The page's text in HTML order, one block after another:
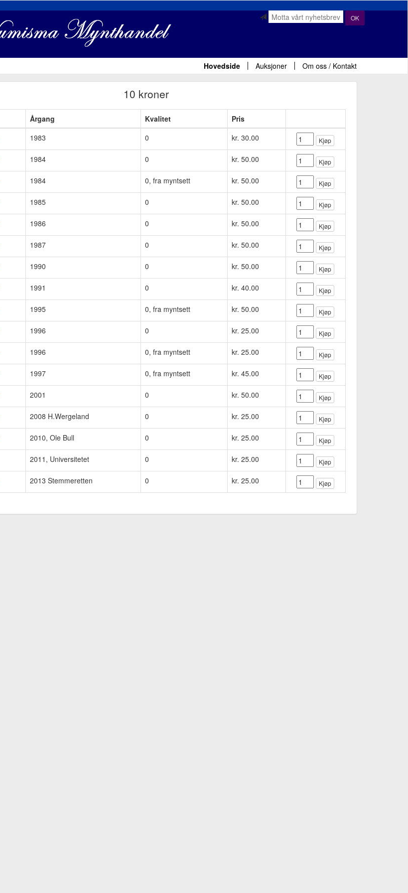
OK
Hovedside Auksjoner Om oss / Kontakt
10 kroner
Årgang Kvalitet
Pris
1983 0 kr. 30.00 Kjøp
1984 0 kr. 50.00 Kjøp
1984 0, fra myntsett kr. 50.00 Kjøp
1985 0 kr. 50.00 Kjøp
1986 0 kr. 50.00 Kjøp
1987 0 kr. 50.00 Kjøp
1990 0 kr. 50.00 Kjøp
1991 0 kr. 40.00 Kjøp
1995 0, fra myntsett kr. 50.00 Kjøp
1996 0 kr. 25.00 Kjøp
1996 0, fra myntsett kr. 25.00 Kjøp
1997 0, fra myntsett kr. 45.00 Kjøp
2001 0 kr. 50.00 Kjøp
2008 H.Wergeland 0 kr. 25.00 Kjøp
2010, Ole Bull 0 kr. 25.00 Kjøp
2011, Universitetet 0 kr. 25.00 Kjøp
2013 Stemmeretten 0 kr. 25.00 Kjøp